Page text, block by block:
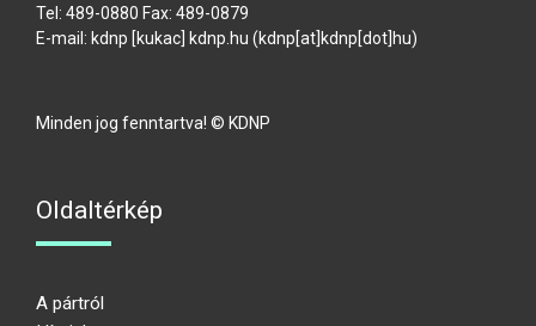
Tel: 489-0880 Fax: 489-0879
E-mail: kdnp [kukac] kdnp.hu (kdnp[at]kdnp[dot]hu)
Minden jog fenntartva! © KDNP
Oldaltérkép
A pártról